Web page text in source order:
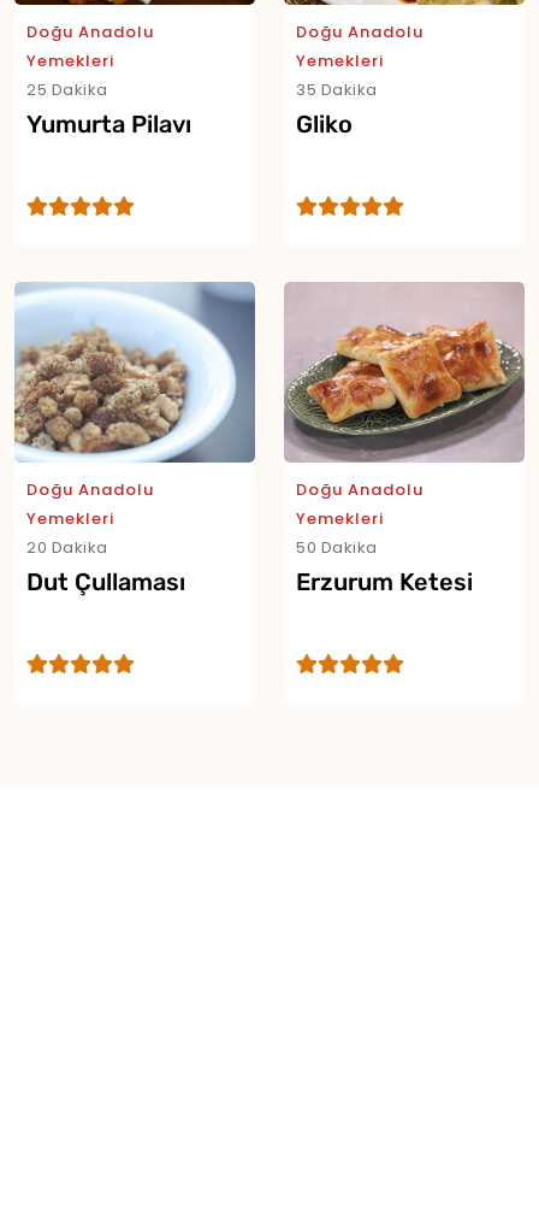
Doğu Anadolu
Yemekleri
25 Dakika
Yumurta Pilavı
Doğu Anadolu
Yemekleri
35 Dakika
Gliko
Doğu Anadolu
Yemekleri
20 Dakika
Dut Çullaması
Doğu Anadolu
Yemekleri
50 Dakika
Erzurum Ketesi